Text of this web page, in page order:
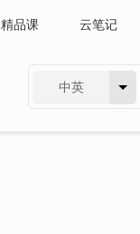
品课 云笔记
中英